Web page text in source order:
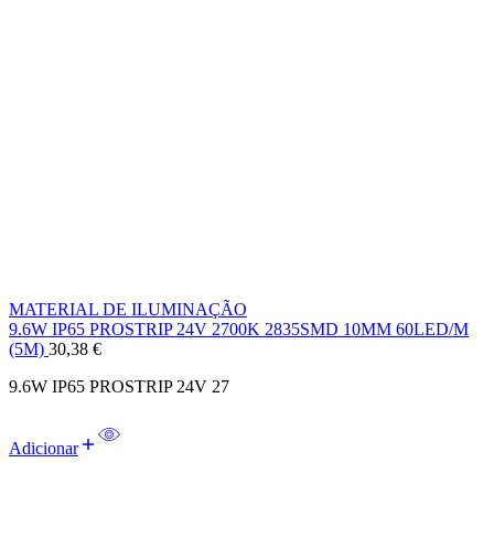
MATERIAL DE ILUMINAÇÃO
9.6W IP65 PROSTRIP 24V 2700K 2835SMD 10MM 60LED/M
(5M) 30,38 €
9.6W IP65 PROSTRIP 24V 27
Adicionar